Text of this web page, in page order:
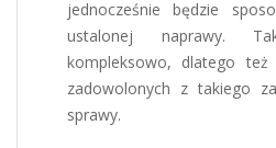
jednocześnie będzie
ustalonej naprawy.
kompleksowo, dlatego
zadowolonych z takiego
sprawy.